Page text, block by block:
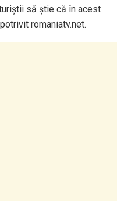
să știe că în acest
romaniatv.net.